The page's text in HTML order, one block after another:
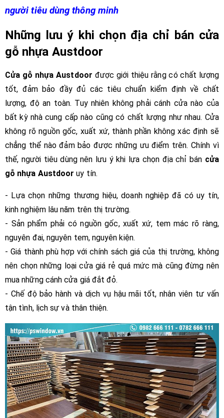
người tiêu dùng thông minh
Những lưu ý khi chọn địa chỉ bán cửa
gỗ nhựa Austdoor
Cửa gỗ nhựa Austdoor được giới thiệu rằng có chất lượng
tốt, đảm bảo đầy đủ các tiêu chuẩn kiểm định về chất
lượng, độ an toàn. Tuy nhiên không phải cánh cửa nào của
bất kỳ nhà cung cấp nào cũng có chất lượng như nhau. Cửa
không rõ nguồn gốc, xuất xứ, thành phần không xác định sẽ
chẳng thể nào đảm bảo được những ưu điểm trên. Chính vì
thế, người tiêu dùng nên lưu ý khi lựa chọn địa chỉ bán cửa
gỗ nhựa Austdooruy tín.
- Lựa chọn những thương hiệu, doanh nghiệp đã có uy tín,
kinh nghiệm lâu năm trên thị trường.
- Sản phẩm phải có nguồn gốc, xuất xứ, tem mác rõ ràng,
nguyên đai, nguyên tem, nguyên kiện.
- Giá thành phù hợp với chính sách giá của thị trường, không
nên chọn những loại cửa giá rẻ quá mức mà cũng đừng nên
mua những cánh cửa giá đắt đỏ.
- Chế độ bảo hành và dịch vụ hậu mãi tốt, nhân viên tư vấn
tận tình, lịch sự và thân thiện.